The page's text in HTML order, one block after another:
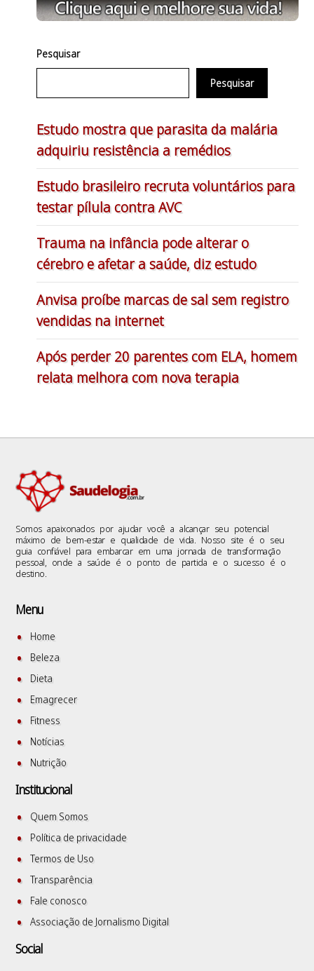
Pesquisar
Pesquisar
Estudo mostra que parasita da malária
adquiriu resistência a remédios
Estudo brasileiro recruta voluntários para
testar pílula contra AVC
Trauma na infância pode alterar o
cérebro e afetar a saúde, diz estudo
Anvisa proíbe marcas de sal sem registro
vendidas na internet
Após perder 20 parentes com ELA, homem
relata melhora com nova terapia
Somos apaixonados por ajudar você a alcançar seu potencial
máximo de bem-estar e qualidade de vida. Nosso site é o seu
guia confiável para embarcar em uma jornada de transformação
pessoal, onde a saúde é o ponto de partida e o sucesso é o
destino.
Menu
Home
Beleza
Dieta
Emagrecer
Fitness
Notícias
Nutrição
Institucional
Quem Somos
Política de privacidade
Termos de Uso
Transparência
Fale conosco
Associação de Jornalismo Digital
Social